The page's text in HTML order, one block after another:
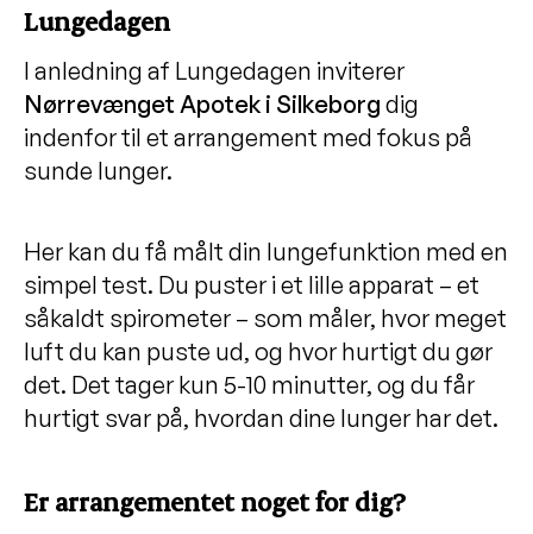
Lungedagen
I anledning af Lungedagen inviterer
Nørrevænget Apotek i Silkeborg dig
indenfor til et arrangement med fokus på
sunde lunger.
Her kan du få målt din lungefunktion med en
simpel test. Du puster i et lille apparat – et
såkaldt spirometer – som måler, hvor meget
luft du kan puste ud, og hvor hurtigt du gør
det. Det tager kun 5-10 minutter, og du får
hurtigt svar på, hvordan dine lunger har det.
Er arrangementet noget for dig?